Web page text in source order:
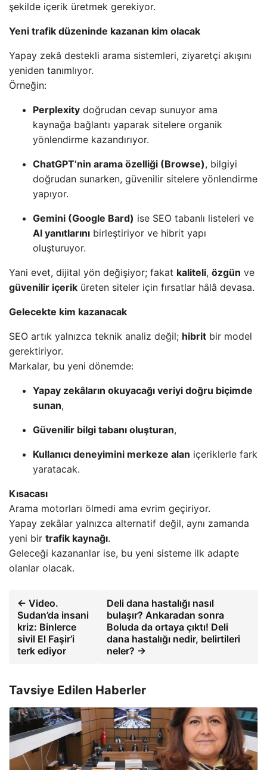
şekilde içerik üretmek gerekiyor.
Yeni trafik düzeninde kazanan kim olacak
Yapay zekâ destekli arama sistemleri, ziyaretçi akışını
yeniden tanımlıyor.
Örneğin:
Perplexity doğrudan cevap sunuyor ama
kaynağa bağlantı yaparak sitelere organik
yönlendirme kazandırıyor.
ChatGPT’nin arama özelliği (Browse), bilgiyi
doğrudan sunarken, güvenilir sitelere yönlendirme
yapıyor.
Gemini (Google Bard) ise SEO tabanlı listeleri ve
AI yanıtlarını birleştiriyor ve hibrit yapı
oluşturuyor.
Yani evet, dijital yön değişiyor; fakat kaliteli, özgün ve
güvenilir içerik üreten siteler için fırsatlar hâlâ devasa.
Gelecekte kim kazanacak
SEO artık yalnızca teknik analiz değil; hibrit bir model
gerektiriyor.
Markalar, bu yeni dönemde:
Yapay zekâların okuyacağı veriyi doğru biçimde
sunan,
Güvenilir bilgi tabanı oluşturan,
Kullanıcı deneyimini merkeze alan içeriklerle fark
yaratacak.
Kısacası
Arama motorları ölmedi ama evrim geçiriyor.
Yapay zekâlar yalnızca alternatif değil, aynı zamanda
yeni bir trafik kaynağı.
Geleceği kazananlar ise, bu yeni sisteme ilk adapte
olanlar olacak.
← Video.
Sudan’da insani
kriz: Binlerce
sivil El Faşir’i
terk ediyor
Deli dana hastalığı nasıl
bulaşır? Ankaradan sonra
Boluda da ortaya çıktı! Deli
dana hastalığı nedir, belirtileri
neler? →
Tavsiye Edilen Haberler